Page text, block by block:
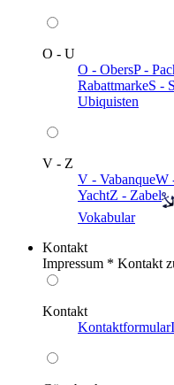
O - U
O - ObersP -
RabattmarkeS -
Ubiquisten
V - Z
V - VabanqueW
YachtZ - Zabel
Vokabular
Kontakt
Impressum * Kontakt
Kontakt
Kontaktformular